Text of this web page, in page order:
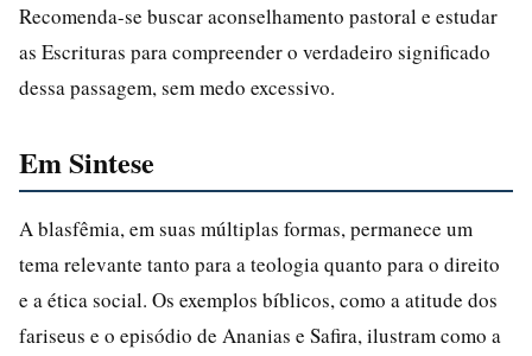
Recomenda-se buscar aconselhamento pastoral e estudar
as Escrituras para compreender o verdadeiro significado
dessa passagem, sem medo excessivo.
Em Sintese
A blasfêmia, em suas múltiplas formas, permanece um
tema relevante tanto para a teologia quanto para o direito
e a ética social. Os exemplos bíblicos, como a atitude dos
fariseus e o episódio de Ananias e Safira, ilustram como a